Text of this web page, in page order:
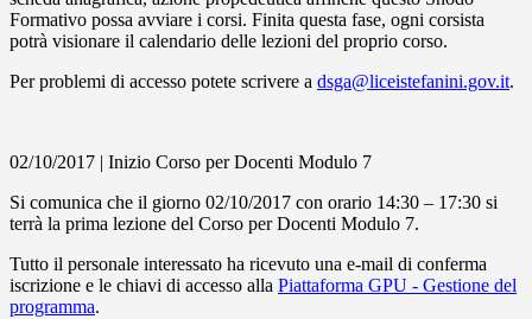
Formativo possa avviare i corsi. Finita questa fase, ogni corsista
potrà visionare il calendario delle lezioni del proprio corso.
Per problemi di accesso potete scrivere a dsga@liceistefanini.gov.it.
02/10/2017 | Inizio Corso per Docenti Modulo 7
Si comunica che il giorno 02/10/2017 con orario 14:30 – 17:30 si
terrà la prima lezione del Corso per Docenti Modulo 7.
Tutto il personale interessato ha ricevuto una e-mail di conferma
iscrizione e le chiavi di accesso alla Piattaforma GPU - Gestione del
programma.